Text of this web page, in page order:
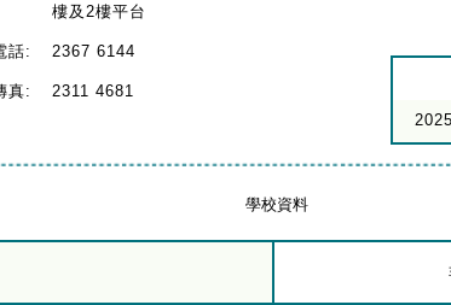
樓及2樓平台
話: 2367 6144
真: 2311 4681
學校資料